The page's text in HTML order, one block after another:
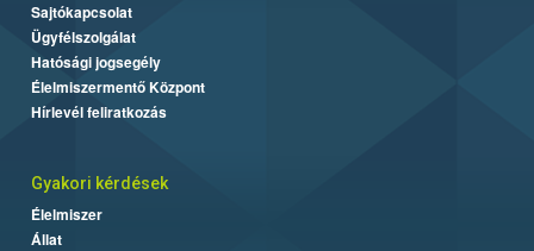
Sajtókapcsolat
Ügyfélszolgálat
Hatósági jogsegély
Élelmiszermentő Központ
Hírlevél feliratkozás
Gyakori kérdések
Élelmiszer
Állat